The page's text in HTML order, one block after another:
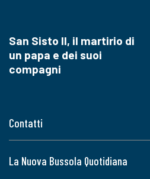
Contatti
La Nuova Bussola Quotidiana
San Sisto II, il martirio di
un papa e dei suoi
compagni